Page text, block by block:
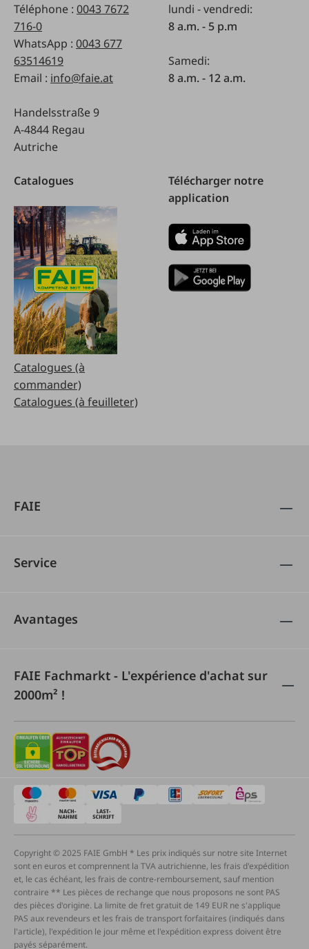
Téléphone : 0043 7672
716-0
WhatsApp : 0043 677
63514619
Email : info@faie.at
Handelsstraße 9
A-4844 Regau
Autriche
lundi - vendredi:
8 a.m. - 5 p.m
Samedi:
8 a.m. - 12 a.m.
Catalogues
Catalogues (à
commander)
Catalogues (à feuilleter)
Télécharger notre
application
FAIE
Service
Avantages
FAIE Fachmarkt - L'expérience d'achat sur
2000m² !
Copyright © 2025 FAIE GmbH * Les prix indiqués sur notre site Internet
sont en euros et comprennent la TVA autrichienne, les frais d'expédition
et, le cas échéant, les frais de contre-remboursement, sauf mention
contraire ** Les pièces de rechange que nous proposons ne sont PAS
des pièces d'origine. La limite de fret gratuit de 149 EUR ne s'applique
PAS aux revendeurs et les frais de transport forfaitaires (indiqués dans
l'article), l'expédition le jour même et l'expédition express doivent être
payés séparément.